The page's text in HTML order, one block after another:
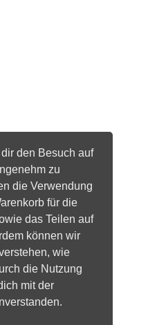
den Besuch auf
zu
die Verwendung
für die
das Teilen auf
können wir
wie
die Nutzung
mit der